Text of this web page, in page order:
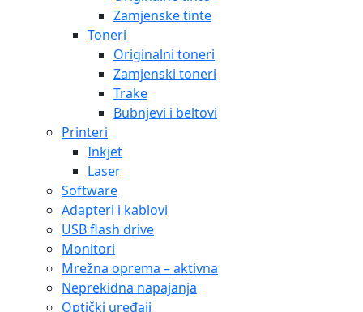
Zamjenske tinte
Toneri
Originalni toneri
Zamjenski toneri
Trake
Bubnjevi i beltovi
Printeri
Inkjet
Laser
Software
Adapteri i kablovi
USB flash drive
Monitori
Mrežna oprema – aktivna
Neprekidna napajanja
Optički uređaji